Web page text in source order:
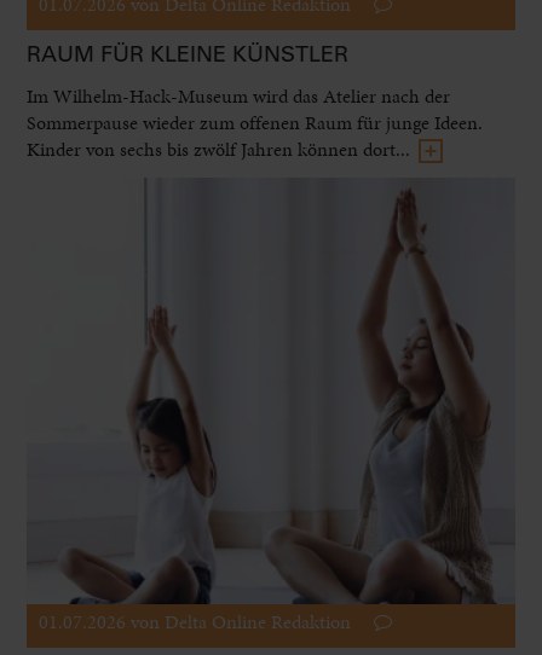
RAUM FÜR KLEINE KÜNSTLER
Im Wilhelm-Hack-Museum wird das Atelier nach der
Sommerpause wieder zum offenen Raum für junge Ideen.
Kinder von sechs bis zwölf Jahren können dort...
01.07.2026 von Delta Online Redaktion